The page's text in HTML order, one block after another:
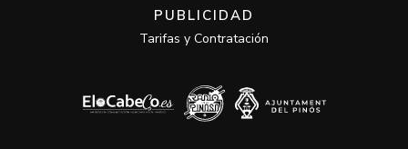
PUBLICIDAD
Tarifas y Contratación